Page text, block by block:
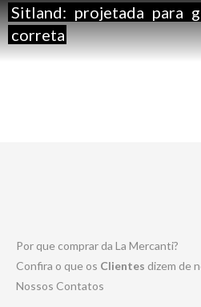
Sitland: projetada para
correta
Por que comprar da La Mercanti?
Confira o que os Clientes dizem de
Nossos Contatos